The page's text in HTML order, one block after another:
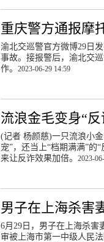
重庆警方通报摩
渝北交巡警官方微博29日
事故。接报警后，渝北交
作。 2023-06-29 14:59
流浪金毛变身“
(记者 杨颜慈)一只流浪小
宠”，还当上“档期满满”的
来让反诈效果加倍。 2023-
男子在上海杀害
6月29日，男子在上海杀害
审被上海市第一中级人民